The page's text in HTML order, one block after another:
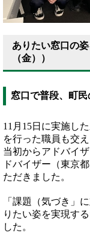
ありたい窓口の
（金））
窓口で普段、町
11月15日に実施し
を行った職員も交
当初からアドバイ
ドバイザー（東京
ただきました。
「課題（気づき」
りたい姿を実現す
した。